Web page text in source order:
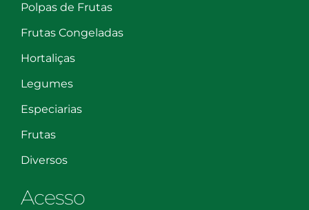
Polpas de Frutas
Frutas Congeladas
Hortaliças
Legumes
Especiarias
Frutas
Diversos
Acesso